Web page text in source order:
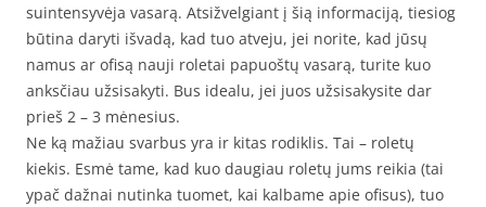
suintensyvėja vasarą. Atsižvelgiant į šią informaciją, tiesiog
būtina daryti išvadą, kad tuo atveju, jei norite, kad jūsų
namus ar ofisą nauji roletai papuoštų vasarą, turite kuo
anksčiau užsisakyti. Bus idealu, jei juos užsisakysite dar
prieš 2 – 3 mėnesius.
Ne ką mažiau svarbus yra ir kitas rodiklis. Tai – roletų
kiekis. Esmė tame, kad kuo daugiau roletų jums reikia (tai
ypač dažnai nutinka tuomet, kai kalbame apie ofisus), tuo